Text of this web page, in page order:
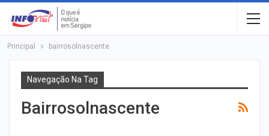
Principal bairrosolnascente
Navegação Na Tag
Bairrosolnascente